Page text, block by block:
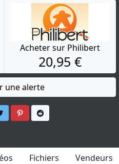
Acheter sur Philibert
20,95 €
une alerte
Partager sur Twitter
Partager sur Pinterest
Fichiers Vendeurs